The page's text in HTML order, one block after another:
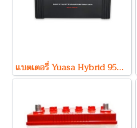
แบตเตอรี่ Yuasa Hybrid 95D31R (Hybrid Type) 12V 85Ah